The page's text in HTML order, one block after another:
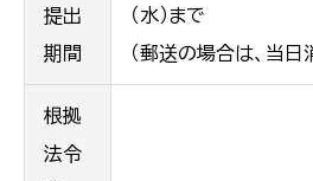
提出
期間
（水）まで
（郵送の場合は、当日
根拠
法令